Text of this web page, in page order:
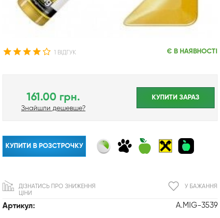
1 ВІДГУК Є В НАЯВНОСТІ
Артикул: A.MIG-3539
161.00 грн.
Знайшли дешевше?
КУПИТИ ЗАРАЗ
КУПИТИ В РОЗСТРОЧКУ
У БАЖАННЯ
ДІЗНАТИСЬ ПРО ЗНИЖЕННЯ
ЦІНИ